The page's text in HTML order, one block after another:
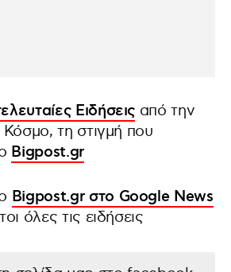
Ειδήσεις από την
τη στιγμή που
Bigpost.gr
Bigpost.gr στο Google News
όλες τις ειδήσεις